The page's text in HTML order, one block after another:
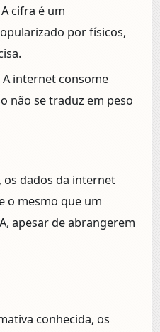
A cifra é um
por físicos,
A internet consome
não se traduz em peso
os dados da internet
o mesmo que um
apesar de abrangerem
conhecida, os